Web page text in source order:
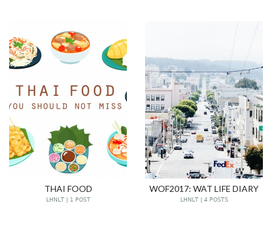
THAI FOOD
LHNLT | 1 POST
WOF2017: WAT LIFE DIARY
LHNLT | 4 POSTS